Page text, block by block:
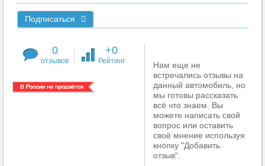
Подписаться
0
отзывов
+0
Рейтинг
Нам еще не
встречались отзывы на
данный автомобиль, но
мы готовы рассказать
всё что знаем. Вы
можете написать свой
вопрос или оставить
своё мнение используя
кнопку "Добавить
отзыв".